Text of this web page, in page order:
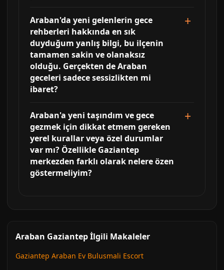
Araban'da yeni gelenlerin gece
rehberleri hakkında en sık
duyduğum yanlış bilgi, bu ilçenin
tamamen sakin ve olanaksız
olduğu. Gerçekten de Araban
geceleri sadece sessizlikten mi
ibaret?
Araban'a yeni taşındım ve gece
gezmek için dikkat etmem gereken
yerel kurallar veya özel durumlar
var mı? Özellikle Gaziantep
merkezden farklı olarak nelere özen
göstermeliyim?
Araban Gaziantep İlgili Makaleler
Gaziantep Araban Ev Bulusmali Escort